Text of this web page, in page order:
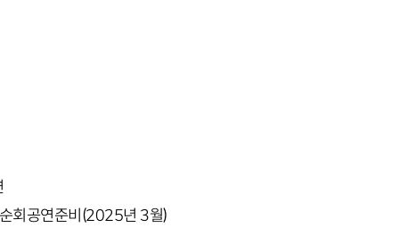
회공연준비(2025년 3월)